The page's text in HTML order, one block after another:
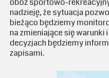
nadzieję, że sytuacja
bieżąco będziemy
na zmieniające się
decyzjach będziemy
zapisami.